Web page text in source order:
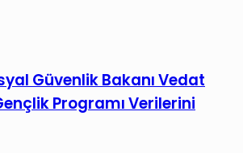
Güvenlik Bakanı Vedat
Programı Verilerini